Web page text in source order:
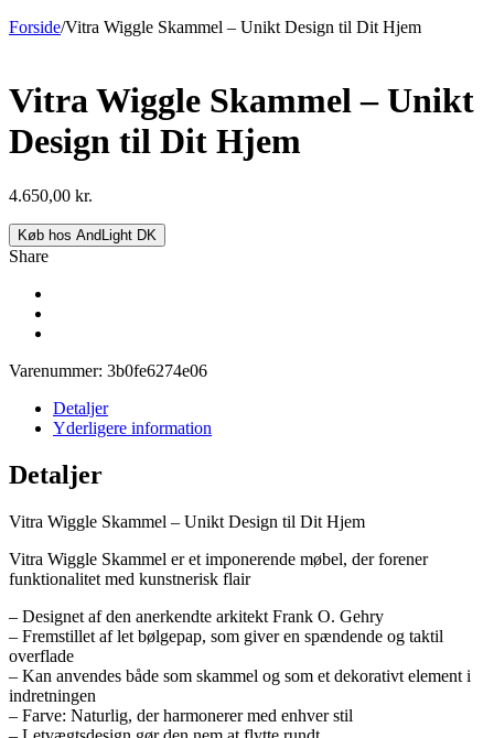
Forside/Vitra Wiggle Skammel – Unikt Design til Dit Hjem
Vitra Wiggle Skammel – Unikt
Design til Dit Hjem
4.650,00 kr.
Køb hos AndLight DK
Share
Varenummer: 3b0fe6274e06
Detaljer
Yderligere information
Detaljer
Vitra Wiggle Skammel – Unikt Design til Dit Hjem
Vitra Wiggle Skammel er et imponerende møbel, der forener
funktionalitet med kunstnerisk flair
– Designet af den anerkendte arkitekt Frank O. Gehry
– Fremstillet af let bølgepap, som giver en spændende og taktil
overflade
– Kan anvendes både som skammel og som et dekorativt element i
indretningen
– Farve: Naturlig, der harmonerer med enhver stil